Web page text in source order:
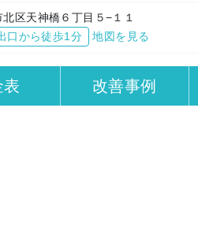
区天神橋６丁目５−１１
口から徒歩1分
地図を見る
表 改善事例